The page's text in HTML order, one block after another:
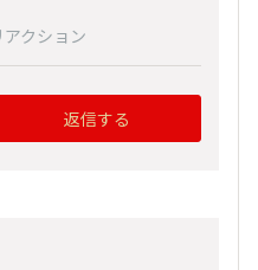
アクション
返信する